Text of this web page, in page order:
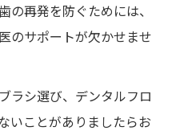
の再発を防ぐためには、
のサポートが欠かせませ
ラシ選び、デンタルフロ
いことがありましたらお